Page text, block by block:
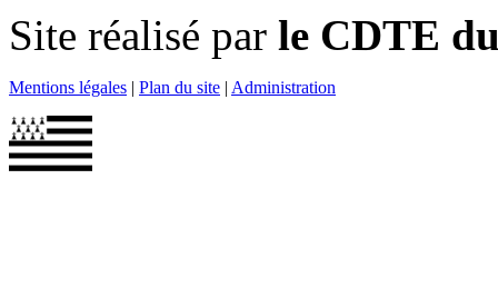
Site réalisé par le CDTE
Mentions légales | Plan du site | Administration